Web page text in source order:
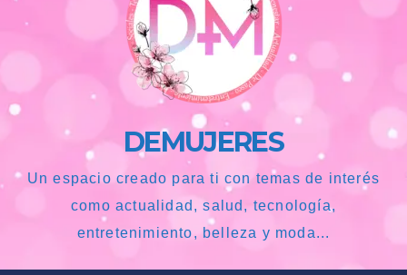
DEMUJERES
Un espacio creado para ti con temas de interés
como actualidad, salud, tecnología,
entretenimiento, belleza y moda...